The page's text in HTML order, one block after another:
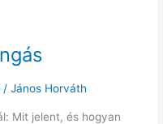
/János Horváth
Mit jelent, és hogyan